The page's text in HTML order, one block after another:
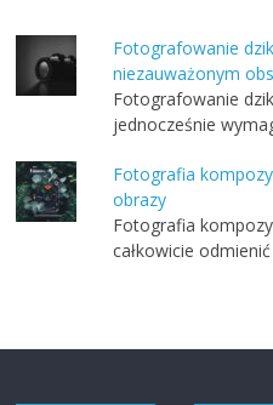
Fotografowanie
niezauważonym
Fotografowanie
jednocześnie
Fotografia
obrazy
Fotografia
całkowicie